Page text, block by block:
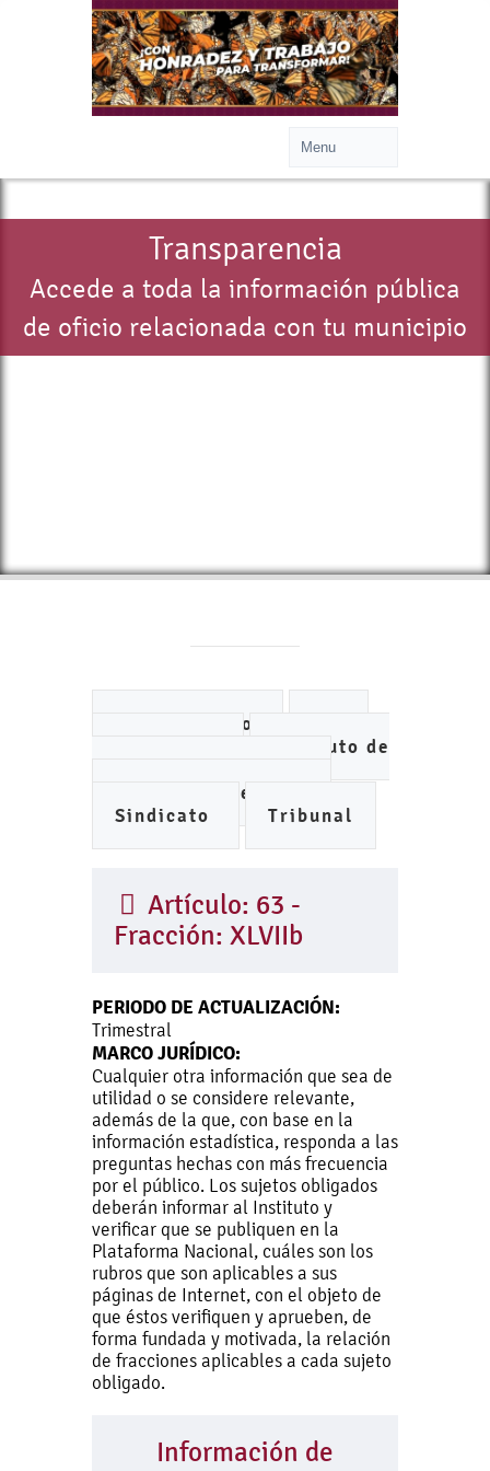
Transparencia
Accede a toda la información pública
de oficio relacionada con tu municipio
Ayuntamiento
Instituto de
Organismo de Agua
Sindicato
Tribunal
Artículo: 63 -
Fracción: XLVIIb
PERIODO DE ACTUALIZACIÓN:
Trimestral
MARCO JURÍDICO:
Cualquier otra información que sea de
utilidad o se considere relevante,
además de la que, con base en la
información estadística, responda a las
preguntas hechas con más frecuencia
por el público. Los sujetos obligados
deberán informar al Instituto y
verificar que se publiquen en la
Plataforma Nacional, cuáles son los
rubros que son aplicables a sus
páginas de Internet, con el objeto de
que éstos verifiquen y aprueben, de
forma fundada y motivada, la relación
de fracciones aplicables a cada sujeto
obligado.
Información de